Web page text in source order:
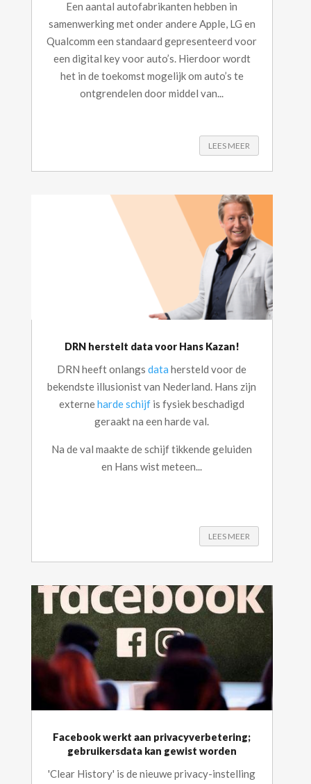
Een aantal autofabrikanten hebben in
samenwerking met onder andere Apple, LG en
Qualcomm een standaard gepresenteerd voor
een digital key voor auto’s. Hierdoor wordt
het in de toekomst mogelijk om auto’s te
ontgrendelen door middel van...
LEES MEER
DRN herstelt data voor Hans Kazan!
DRN heeft onlangsdata hersteld voor de
bekendste illusionist van Nederland. Hans zijn
externeharde schijf is fysiek beschadigd
geraakt na een harde val.
Na de val maakte de schijf tikkende geluiden
en Hans wist meteen...
LEES MEER
Facebook werkt aan privacyverbetering;
gebruikersdata kan gewist worden
'Clear History' is de nieuwe privacy-instelling